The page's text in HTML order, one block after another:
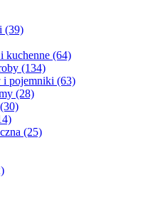
(39)
kuchenne (64)
(134)
i pojemniki (63)
(28)
(30)
(25)